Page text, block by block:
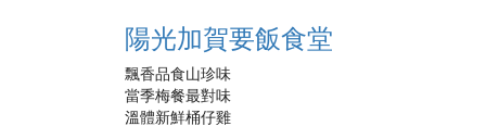
陽光加賀要飯食堂
飄香品食山珍味
當季梅餐最對味
溫體新鮮桶仔雞